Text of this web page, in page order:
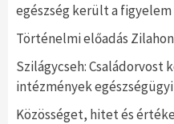
egészség került a
Történelmi előadás Zilahon
Szilágycseh: Családorvost
intézmények
Közösséget, hitet és